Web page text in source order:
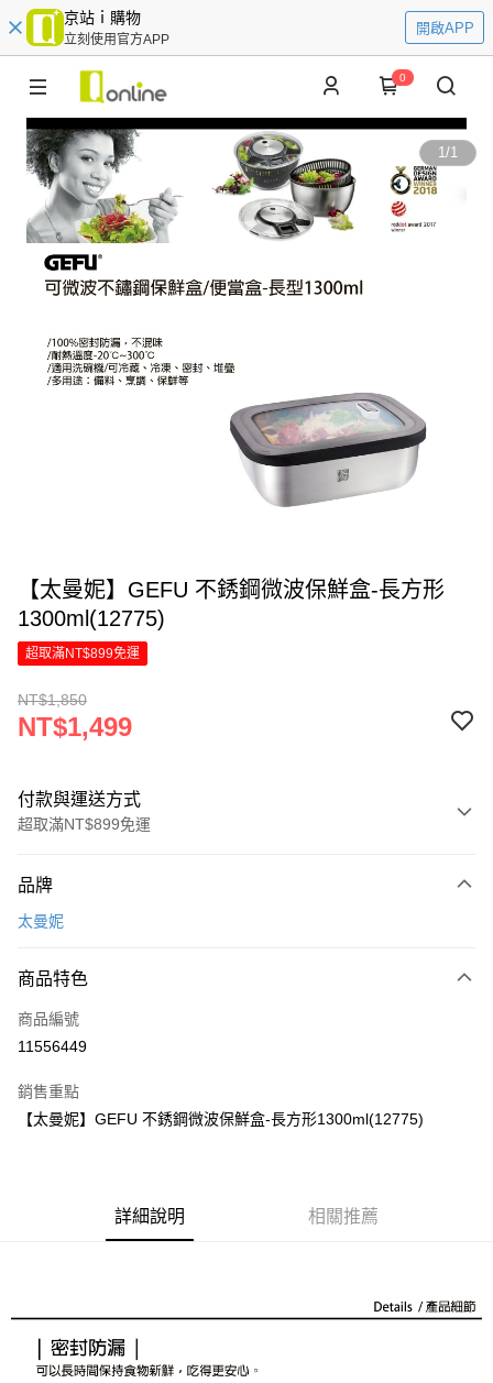
京站ｉ購物
立刻使用官方APP
開啟APP
0
1/1
【太曼妮】GEFU 不銹鋼微波保鮮盒-長方形
1300ml(12775)
超取滿NT$899免運
NT$1,850
NT$1,499
付款與運送方式
超取滿NT$899免運
信用卡一次付款
Apple Pay
街口支付
Google Pay
成交易。
4.訂單成立30分鐘內，如未前往確認交易或遇審核未通過，訂單將自動取
消。如遇「轉專審核」未通過狀況，表示未達大哥付你分期系統評分，恕無
AFTEE先享後付是「在收到商品之後才付款」的支付方式。 讓您購物簡單
便利好安心！
１．簡單：不需註冊會員、不需綁卡、不需儲值。
ATM付款
運送方式
品牌
太曼妮
商品特色
商品編號
11556449
銷售重點
【太曼妮】GEFU 不銹鋼微波保鮮盒-長方形1300ml(12775)
詳細說明 相關推薦